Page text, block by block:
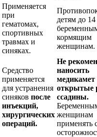
Применяется
при
гематомах,
спортивных
травмах и
синяках.
детям до 14
кормящим
женщинам.
Средство
применяется
для устранения
синяков после
инъекций,
хирургических
операций.
Не
наносить
медикамет
открытые
ссадины.
женщинам
применять